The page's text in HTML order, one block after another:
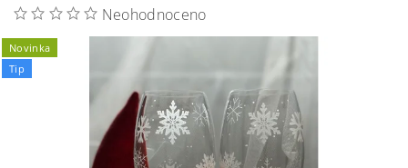
Neohodnoceno
Novinka
Tip